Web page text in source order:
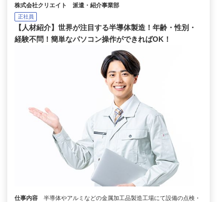
株式会社クリエイト 派遣・紹介事業部
正社員
【人材紹介】世界が注⽬する半導体製造！年齢・性別・
経験不問！簡単なパソコン操作ができればOK！
仕事内容
半導体やアルミなどの金属加工品製造工場にて設備の点検・